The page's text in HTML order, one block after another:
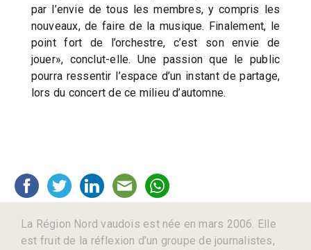
par l’envie de tous les membres, y compris les
nouveaux, de faire de la musique. Finalement, le
point fort de l’orchestre, c’est son envie de
jouer», conclut-elle. Une passion que le public
pourra ressentir l’espace d’un instant de partage,
lors du concert de ce milieu d’automne.
La Région Nord vaudois est née en mars 2006. Elle
est fruit de la réflexion d’un groupe de journalistes,